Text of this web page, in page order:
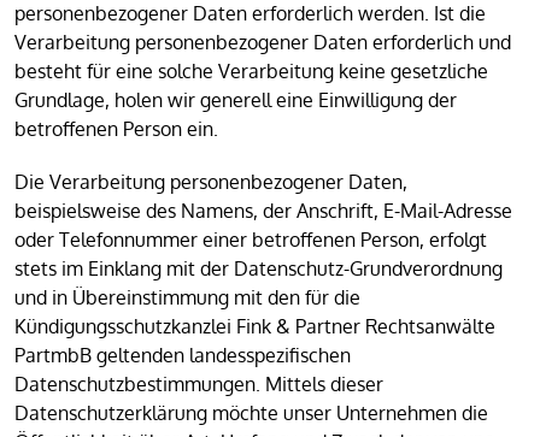
personenbezogener Daten erforderlich werden. Ist die
Verarbeitung personenbezogener Daten erforderlich und
besteht für eine solche Verarbeitung keine gesetzliche
Grundlage, holen wir generell eine Einwilligung der
betroffenen Person ein.
Die Verarbeitung personenbezogener Daten,
beispielsweise des Namens, der Anschrift, E-Mail-Adresse
oder Telefonnummer einer betroffenen Person, erfolgt
stets im Einklang mit der Datenschutz-Grundverordnung
und in Übereinstimmung mit den für die
Kündigungsschutzkanzlei Fink & Partner Rechtsanwälte
PartmbB geltenden landesspezifischen
Datenschutzbestimmungen. Mittels dieser
Datenschutzerklärung möchte unser Unternehmen die